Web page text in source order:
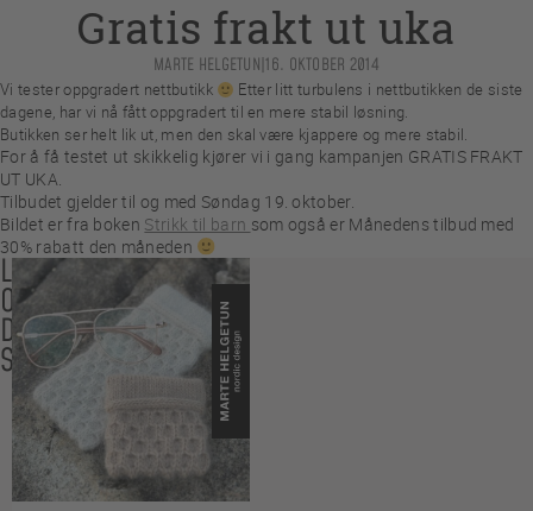
Gratis frakt ut uka
MARTE HELGETUN |16. OKTOBER 2014
Vi tester oppgradert nettbutikk
Etter litt turbulens i nettbutikken de siste
dagene, har vi nå fått oppgradert til en mere stabil løsning.
Butikken ser helt lik ut, men den skal være kjappere og mere stabil.
For å få testet ut skikkelig kjører vi i gang kampanjen GRATIS FRAKT
UT UKA.
Tilbudet gjelder til og med Søndag 19. oktober.
Bildet er fra boken Strikk til barn som også er Månedens tilbud med
30% rabatt den måneden
LES
OGSÅ
DISSE
SAKENE